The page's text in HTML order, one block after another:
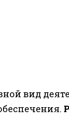
вид